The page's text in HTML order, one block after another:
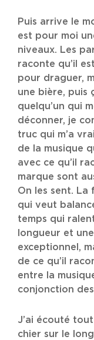
Puis arrive le
est pour moi
niveaux. Les
raconte qu’il
pour draguer,
une bière, puis
quelqu’un qui
déconner, je
truc qui m’a
de la musique
avec ce qu’il
marque sont
On les sent. La
qui veut
temps qui
longueur et
exceptionnel,
de ce qu’il
entre la
conjonction
J’ai écouté
chier sur le